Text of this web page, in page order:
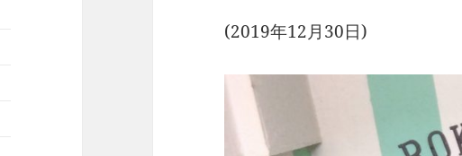
(2019年12月30日)